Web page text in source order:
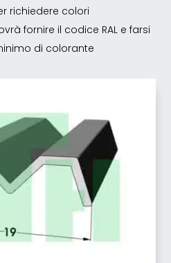
richiedere colori
fornire il codice RAL e farsi
di colorante